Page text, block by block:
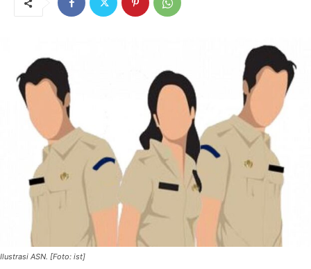
Ilustrasi ASN. [Foto: ist]